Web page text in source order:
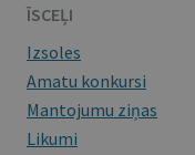
ĪSCEĻI
Izsoles
Amatu konkursi
Mantojumu ziņas
Likumi